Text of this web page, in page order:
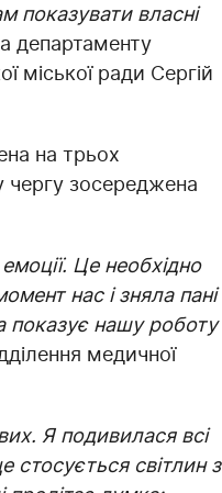
показувати власні
департаменту
міської ради Сергій
на трьох
зосереджена
Це необхідно
нас і зняла пані
показує нашу роботу
медичної
Я подивилася всі
стосується світлин з